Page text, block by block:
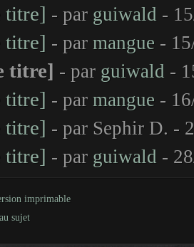
titre] - par guiwald -
titre] - par mangue -
titre] - par guiwald -
titre] - par mangue -
titre] - par Sephir D. -
titre] - par guiwald -
imprimable
sujet